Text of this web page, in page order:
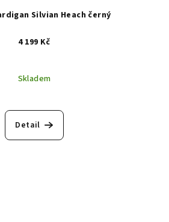
Silvian Heach černý
4 199 Kč
Skladem
Detail